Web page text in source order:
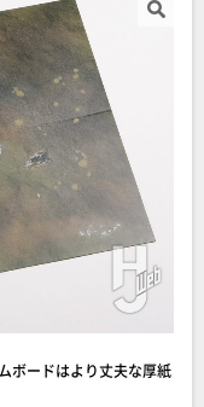
ボードはより丈夫な厚紙